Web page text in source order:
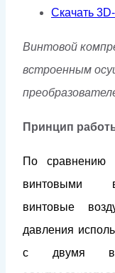
Скачать
Винтовой
встроенным
Принцип
По сравнению
винтовыми
винтовые
давления
с двумя